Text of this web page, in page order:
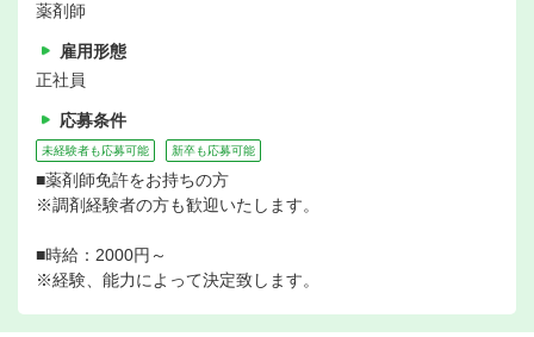
薬剤師
雇用形態
正社員
応募条件
未経験者も応募可能 新卒も応募可能
■薬剤師免許をお持ちの方
※調剤経験者の方も歓迎いたします。
■時給：2000円～
※経験、能力によって決定致します。